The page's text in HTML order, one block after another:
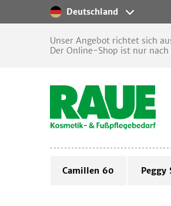
Deutschland
Unser Angebot richtet sich
Der Online-Shop ist nur
Camillen 60 Peggy